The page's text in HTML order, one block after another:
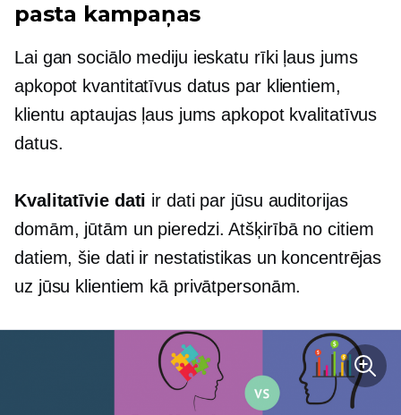
pasta kampaņas
Lai gan sociālo mediju ieskatu rīki ļaus jums
apkopot kvantitatīvus datus par klientiem,
klientu aptaujas ļaus jums apkopot kvalitatīvus
datus.
Kvalitatīvie dati ir dati par jūsu auditorijas
domām, jūtām un pieredzi. Atšķirībā no citiem
datiem, šie dati ir nestatistikasun koncentrējas
uz jūsu klientiem kā privātpersonām.